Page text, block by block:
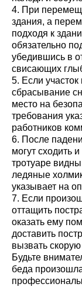
4. При
здания, а
подходя к
обязательно
убедившись в
свисающих
5. Если
сбрасывание
место на
требования
работников
6. После
могут сходить
тротуаре
ледяные
указывает на
7. Если
оттащить
оказать ему
доставить
вызвать
Будьте
беда